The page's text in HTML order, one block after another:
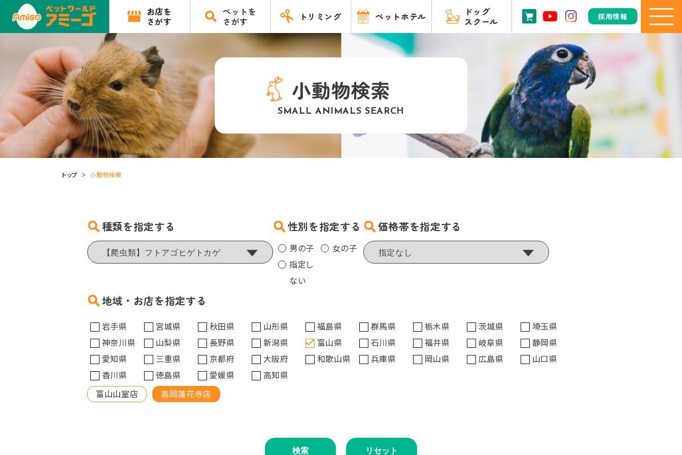
お店を
さがす
ペットを
さがす
トリミング ペットホテル
ドッグ
スクール
採用情報
小動物検索
SMALL ANIMALS SEARCH
トップ 小動物検索
種類を指定する 性別を指定する
男の子
女の子
指定し
ない
価格帯を指定する
地域・お店を指定する
岩手県 宮城県 秋田県 山形県 福島県 群馬県 栃木県 茨城県
埼玉県
神奈川県
山梨県 長野県 新潟県 富山県 石川県 福井県 岐阜県
静岡県
愛知県
三重県 京都府 大阪府 和歌山県 兵庫県 岡山県 広島県
山口県
香川県
徳島県 愛媛県
高知県
富山山室店
高岡蓮花寺店
検索 リセット